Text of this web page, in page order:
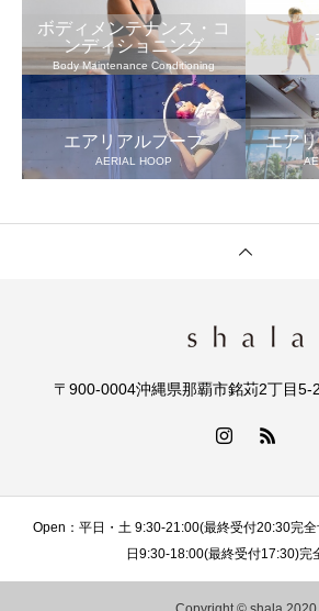
ボディメンテナンス・コ
ンディショニング
Body Maintenance Conditioning
エアリアルフープ
AERIAL HOOP
エア
〒900-0004沖縄県那覇市銘苅2丁目5-
Open：平日・土 9:30-21:00(最終受付20:30完
日9:30-18:00(最終受付17:30)完